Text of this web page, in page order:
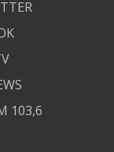
103,6